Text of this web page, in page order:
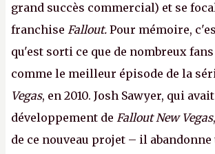
grand succès commercial) et se
franchise Fallout. Pour mémoire,
qu'est sorti ce que de nombreux
comme le meilleur épisode de la
Vegas, en 2010. Josh Sawyer, qui
développement de Fallout New Vegas
de ce nouveau projet – il abandonne